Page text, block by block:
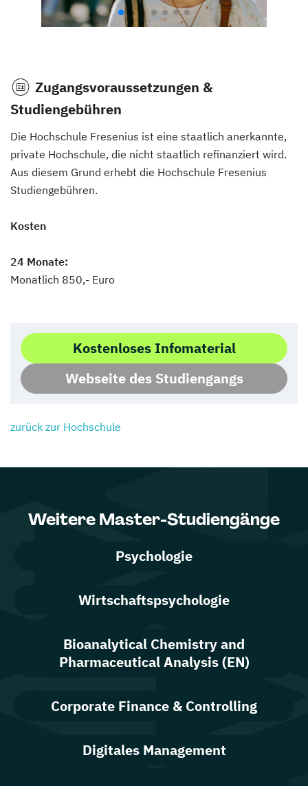
Zugangsvoraussetzungen &
Studiengebühren
Die Hochschule Fresenius ist eine staatlich anerkannte,
private Hochschule, die nicht staatlich refinanziert wird.
Aus diesem Grund erhebt die Hochschule Fresenius
Studiengebühren.
Kosten
24 Monate:
Monatlich 850,- Euro
Kostenloses Infomaterial
Webseite des Studiengangs
zurück zur Hochschule
Weitere Master-Studiengänge
Psychologie
Wirtschaftspsychologie
Bioanalytical Chemistry and
Pharmaceutical Analysis (EN)
Corporate Finance & Controlling
Digitales Management